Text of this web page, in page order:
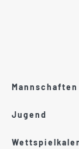
Mannschaften
Jugend